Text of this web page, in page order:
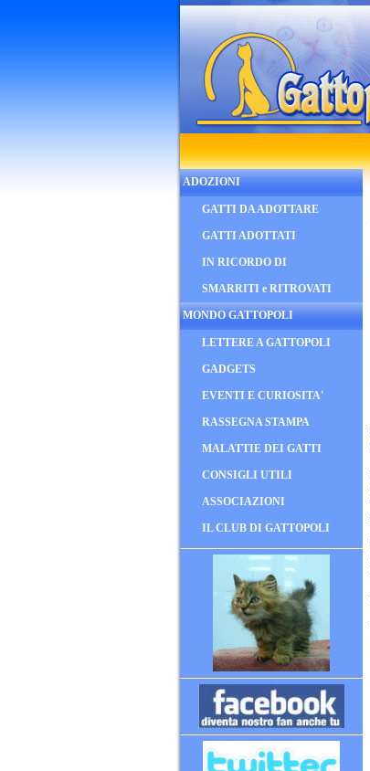
ADOZIONI
GATTI DA ADOTTARE
GATTI ADOTTATI
IN RICORDO DI
SMARRITI e RITROVATI
MONDO GATTOPOLI
LETTERE A GATTOPOLI
GADGETS
EVENTI E CURIOSITA'
RASSEGNA STAMPA
MALATTIE DEI GATTI
CONSIGLI UTILI
ASSOCIAZIONI
IL CLUB DI GATTOPOLI